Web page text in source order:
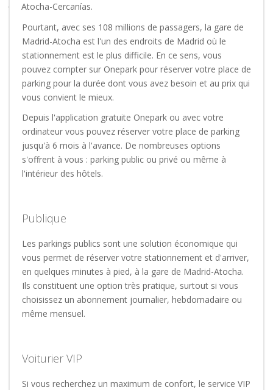
·
Atocha-Cercanías.
Pourtant, avec ses 108 millions de passagers, la gare de
Madrid-Atocha est l'un des endroits de Madrid où le
stationnement est le plus difficile. En ce sens, vous
pouvez compter sur Onepark pour réserver votre place de
parking pour la durée dont vous avez besoin et au prix qui
vous convient le mieux.
Depuis l'application gratuite Onepark ou avec votre
ordinateur vous pouvez réserver votre place de parking
jusqu'à 6 mois à l'avance. De nombreuses options
s'offrent à vous : parking public ou privé ou même à
l'intérieur des hôtels.
Publique
Les parkings publics sont une solution économique qui
vous permet de réserver votre stationnement et d'arriver,
en quelques minutes à pied, à la gare de Madrid-Atocha.
Ils constituent une option très pratique, surtout si vous
choisissez un abonnement journalier, hebdomadaire ou
même mensuel.
Voiturier VIP
Si vous recherchez un maximum de confort, le service VIP